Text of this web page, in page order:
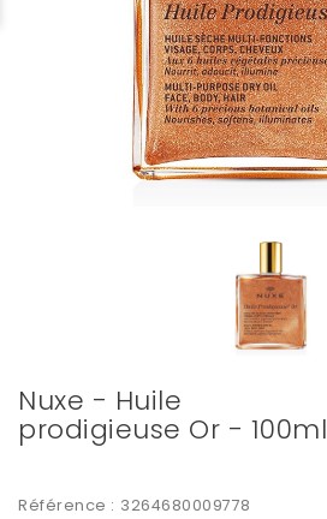
Nuxe - Huile
prodigieuse Or - 100ml
Référence : 3264680009778